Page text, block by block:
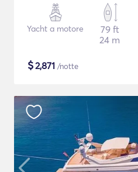
Yacht a motore
79 ft
24 m
$2,871 /notte